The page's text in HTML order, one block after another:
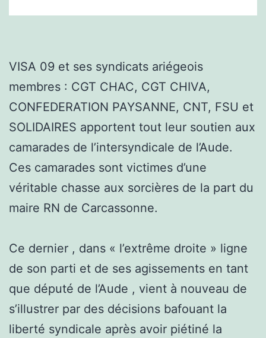
VISA 09 et ses syndicats ariégeois
membres : CGT CHAC, CGT CHIVA,
CONFEDERATION PAYSANNE, CNT, FSU et
SOLIDAIRES apportent tout leur soutien aux
camarades de l’intersyndicale de l’Aude.
Ces camarades sont victimes d’une
véritable chasse aux sorcières de la part du
maire RN de Carcassonne.
Ce dernier , dans « l’extrême droite » ligne
de son parti et de ses agissements en tant
que député de l’Aude , vient à nouveau de
s’illustrer par des décisions bafouant la
liberté syndicale après avoir piétiné la